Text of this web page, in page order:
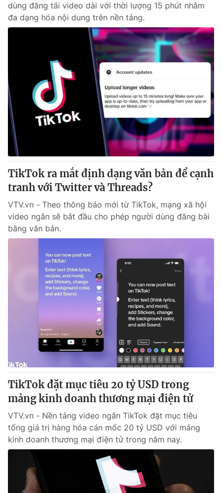
VTV9 VTV8
English
THỜI BÁO VTV
Theo dõi báo trên
Cơ quan chủ quản:
Đài Truyền hình Việt Nam
Cơ quan báo chí:Thời báo VTV
Giấy phép hoạt động báo in và báo điện tử số 483/GP-BTTTT
cấp ngày 29/12/2023
Tổng Biên tập: Vũ Thanh Thủy
Phó Tổng Biên tập:Nguyễn Thị Mỹ Hạnh, Phạm Quốc Thắng,
Nguyễn Trọng Ninh
Tổng đài VTV:024.38 355 931 - 024.38 355 932
Ðiện thoại Thời báo VTV:024.66 897 897
toasoan@vtv.vn
Liên hệ quảng cáo:024-7300.7108
® Cấm sao chép dưới mọi hình thức nếu không có sự chấp
thuận bằng văn bản. Ghi rõ nguồn VTV.vn khi phát hành lại
thông tin từ website này.
dùng đăng tải video dài với thời lượng 15 phút nhằm
đa dạng hóa nội dung trên nền tảng.
TikTok ra mắt định dạng văn bản để cạnh
tranh với Twitter và Threads?
VTV.vn - Theo thông báo mới từ TikTok, mạng xã hội
video ngắn sẽ bắt đầu cho phép người dùng đăng bài
bằng văn bản.
TikTok đặt mục tiêu 20 tỷ USD trong
mảng kinh doanh thương mại điện tử
VTV.vn - Nền tảng video ngắn TikTok đặt mục tiêu
tổng giá trị hàng hóa cán mốc 20 tỷ USD với mảng
kinh doanh thương mại điện tử trong năm nay.